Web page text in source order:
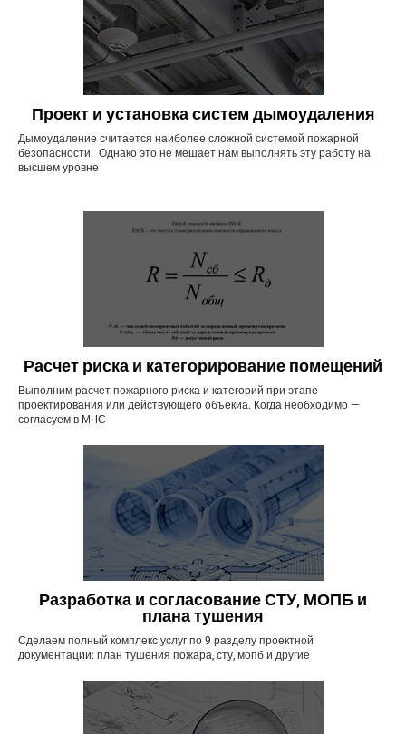
Проект и установка систем дымоудаления
Дымоудаление считается наиболее сложной системой пожарной
безопасности. Однако это не мешает нам выполнять эту работу на
высшем уровне
Расчет риска и категорирование помещений
Выполним расчет пожарного риска и категорий при этапе
проектирования или действующего объекиа. Когда необходимо —
согласуем в МЧС
Разработка и согласование СТУ, МОПБ и
плана тушения
Сделаем полный комплекс услуг по 9 разделу проектной
документации: план тушения пожара, сту, мопб и другие